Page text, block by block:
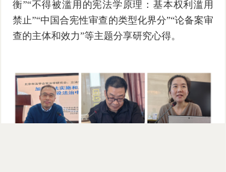
衡”“不得被滥用的宪法学原理：基本权利滥用
禁止”“中国合宪性审查的类型化界分”“论备案审
查的主体和效力”等主题分享研究心得。